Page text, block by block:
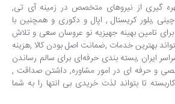
گیری از نیروهای متخصص در زمینه آی تی,
,بلور کریستال , اپال و دکوری و همچنین با
بازار برای تامین بهینه جهیزیه نو عروسان سعی و تلاش
بهترین خدمات ,ضمانت اصل بودن کالا ,هزینه
ایران ,بسته بندی حرفه‌ای برای سالم رساندن
و حرفه ای در امور مشاوره, داشتن صداقت ,
تا بتواند لذت خریدی بی انتها را به شما